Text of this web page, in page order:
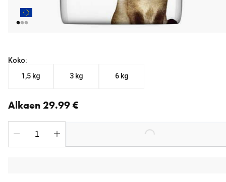
Koko:
1,5 kg
3 kg 6 kg
Alkaen 29.99 €
Loading...